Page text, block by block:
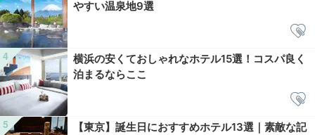
やすい温泉地9選
横浜の安くておしゃれなホテル15選！コスパ良く
泊まるならここ
【東京】誕生日におすすめホテル13選｜素敵な記